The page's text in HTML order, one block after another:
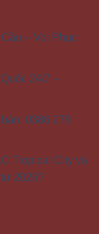
– Voi Phục
24/7 –
0386 279
Tropical City và
2026?